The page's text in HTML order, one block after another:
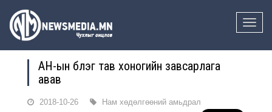
Toggle
АН-ын бүлэг тав хоногийн завсарлага
авав
2018-10-26 Нам хөдөлгөөний амьдрал